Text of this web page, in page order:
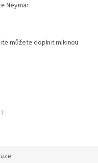
Neymar
můžete doplnit mikinou